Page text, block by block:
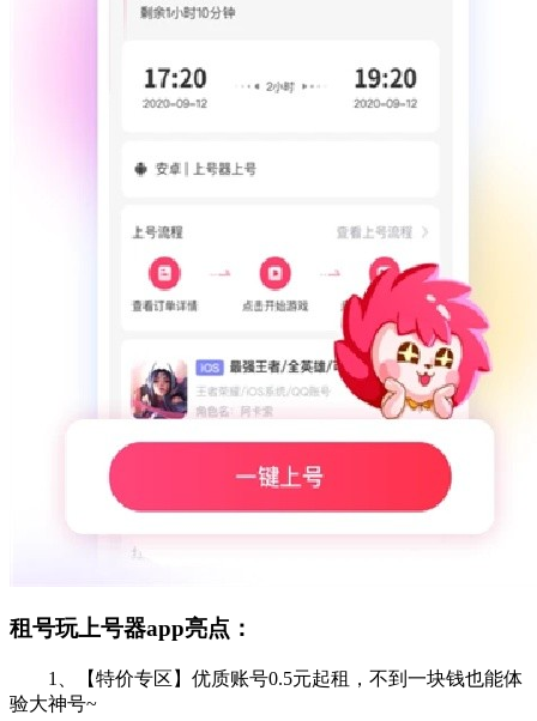
租号玩上号器app亮点：
1、【特价专区】优质账号0.5元起租，不到一块钱也能体
验大神号~